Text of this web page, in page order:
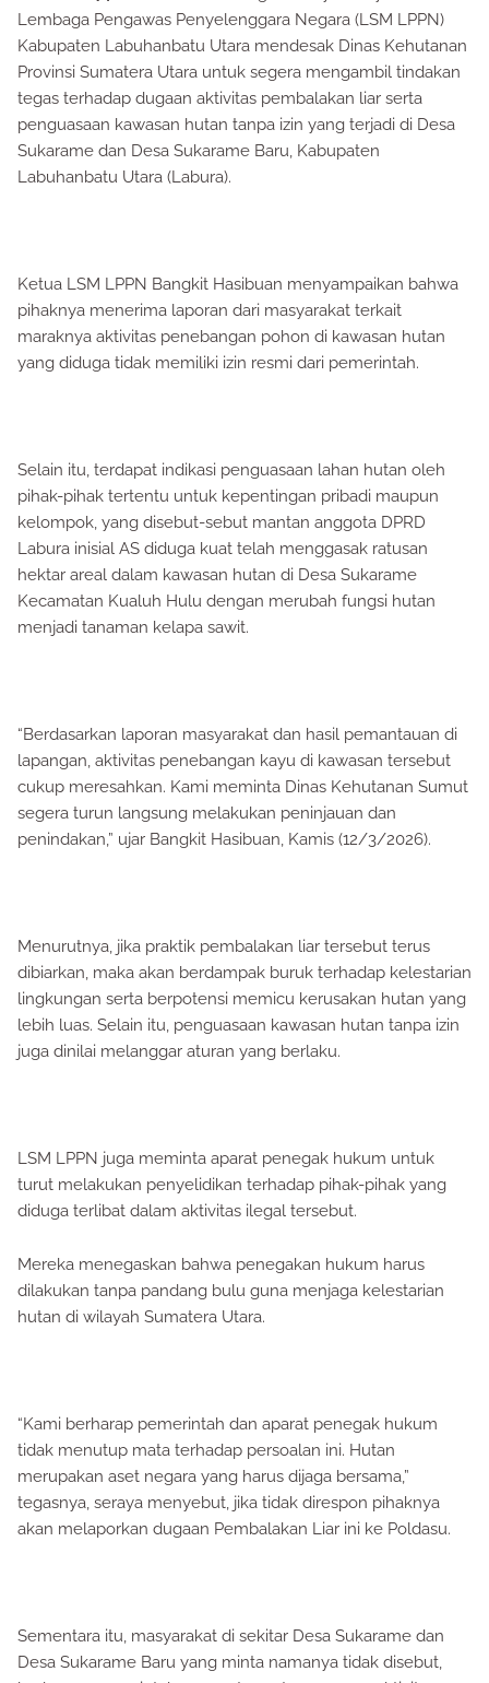
Lembaga Pengawas Penyelenggara Negara (LSM LPPN)
Kabupaten Labuhanbatu Utara mendesak Dinas Kehutanan
Provinsi Sumatera Utara untuk segera mengambil tindakan
tegas terhadap dugaan aktivitas pembalakan liar serta
penguasaan kawasan hutan tanpa izin yang terjadi di Desa
Sukarame dan Desa Sukarame Baru, Kabupaten
Labuhanbatu Utara (Labura).
Ketua LSM LPPN Bangkit Hasibuan menyampaikan bahwa
pihaknya menerima laporan dari masyarakat terkait
maraknya aktivitas penebangan pohon di kawasan hutan
yang diduga tidak memiliki izin resmi dari pemerintah.
Selain itu, terdapat indikasi penguasaan lahan hutan oleh
pihak-pihak tertentu untuk kepentingan pribadi maupun
kelompok, yang disebut-sebut mantan anggota DPRD
Labura inisial AS diduga kuat telah menggasak ratusan
hektar areal dalam kawasan hutan di Desa Sukarame
Kecamatan Kualuh Hulu dengan merubah fungsi hutan
menjadi tanaman kelapa sawit.
“Berdasarkan laporan masyarakat dan hasil pemantauan di
lapangan, aktivitas penebangan kayu di kawasan tersebut
cukup meresahkan. Kami meminta Dinas Kehutanan Sumut
segera turun langsung melakukan peninjauan dan
penindakan,” ujar Bangkit Hasibuan, Kamis (12/3/2026).
Menurutnya, jika praktik pembalakan liar tersebut terus
dibiarkan, maka akan berdampak buruk terhadap kelestarian
lingkungan serta berpotensi memicu kerusakan hutan yang
lebih luas. Selain itu, penguasaan kawasan hutan tanpa izin
juga dinilai melanggar aturan yang berlaku.
LSM LPPN juga meminta aparat penegak hukum untuk
turut melakukan penyelidikan terhadap pihak-pihak yang
diduga terlibat dalam aktivitas ilegal tersebut.
Mereka menegaskan bahwa penegakan hukum harus
dilakukan tanpa pandang bulu guna menjaga kelestarian
hutan di wilayah Sumatera Utara.
“Kami berharap pemerintah dan aparat penegak hukum
tidak menutup mata terhadap persoalan ini. Hutan
merupakan aset negara yang harus dijaga bersama,”
tegasnya, seraya menyebut, jika tidak direspon pihaknya
akan melaporkan dugaan Pembalakan Liar ini ke Poldasu.
Sementara itu, masyarakat di sekitar Desa Sukarame dan
Desa Sukarame Baru yang minta namanya tidak disebut,